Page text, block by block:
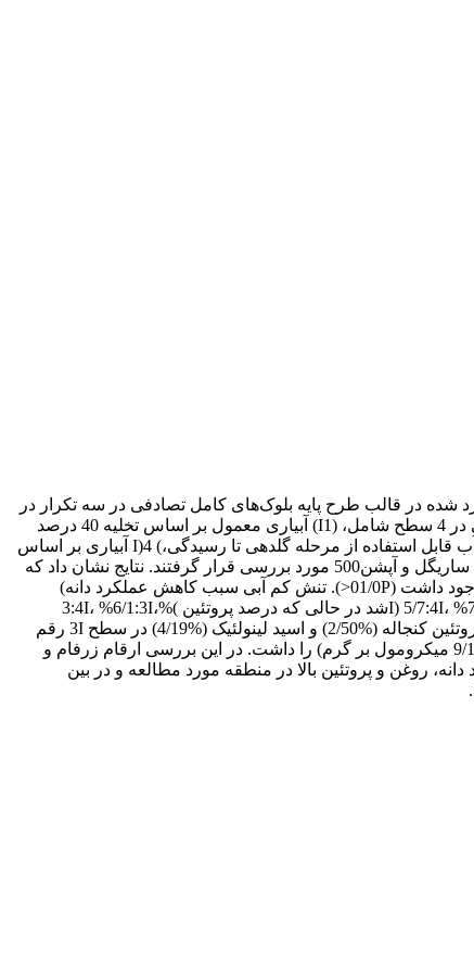
شده در قالب طرح پایه بلوک‌های کامل تصادفی در سه تکرار در
سال زراعی 89-1388 در مزرعه تحقیقاتی جهاد کشاورزی بهمن شهرستان ابرکوه انجام گرفت. در این آزمایش تیمار آبیاری بعنوان عامل اصلی در 4 سطح شامل، (‌I1) آبیاری معمول بر اساس تخلیه 40 درصد
آب قابل استفاده‌‌، )2(I آبیاری بر اساس تخلیه 80 درصد آب قابل استفاده از مرحله ساقه‌دهی تا رسیدگی، )3(I آبیاری بر اساس تخلیه 80 درصد آب قابل استفاده از مرحله گلدهی تا رسیدگی،) 4(I آبیاری بر اساس
تخلیه 80 درصد آب قابل استفاده از مرحله دانه‌بندی تا رسیدگی و ارقام کلزا به عنوان فاکتور فرعی در 5 سطح شامل، هایولا401،‌ زرفام، مدنا، ساریگل و آپشن500 ‌مورد بررسی قرار گرفتند. نتایج نشان داد که
اختلاف معنی‌داری بین ارقام و سطوح آبیاری برای عملکرد دانه، درصد روغن، درصد پروتئین و میزان گلوکوزینولات‌‌ کنجاله و اسیدهای چرب وجود داشت (01/0‌P<). تنش کم آبی سبب کاهش عملکرد دانه)
%10:‌4I‌، %26‌‌:3‌‌I، %28‌:‌‌‌2‌(I‌، درصد روغن ‌) %3/4:‌4I‌، %2/6‌‌:3‌‌I، %6/5‌:‌‌‌2‌(I‌، اسید اولئیک‌‌)‌ %7/0:‌4I،‌ %1‌‌:3‌I‌، %1/1‌:‌‌2‌(I‌ و اسید لینولنیک ‌‌)‌%‌5/7:‌4I‌، %‌7/6‌:3‌I، %‌4/7‌:‌‌‌2 (I‌شد در حالی که درصد پروتئین‌ ‌)‌%‌3:‌4I، %‌6/1:3‌I،
%2/0‌:‌‌‌2‌(I‌، میــزان گلوکــوزینــولات‌‌) %171:‌4I،‌ %109‌‌:3‌I‌، %155‌:‌‌‌2‌(I‌ و اسید لینولئیک‌‌) %5:‌4I‌، %4/5‌‌:3‌I‌، %3/6‌:‌‌‌2 (I‌‌را افزایش داد. بیشترین میزان پروتئین کنجاله (%2/50) و اسید لینولئیک (%4/19‌) در سطح‌ 3‌‌I رقم
زرفام و بیشترین میزان اسید اولئیک (%7/70) در سطح I1 رقم مدنا بدست آمد. همچنین در بین ارقام هایولا401 کمترین میزان گلوکوزینولات (9/19 میکرومول بر گرم) را داشت. در این بررسی ارقا‌م زرفام و
عملکرد دانه را داشتند. با توجه به نتایج ارقام هایولا‌401 و زرفام به لحاظ عملکرد دانه، روغن و پروتئین بالا در منطقه مورد مطالعه و در بین